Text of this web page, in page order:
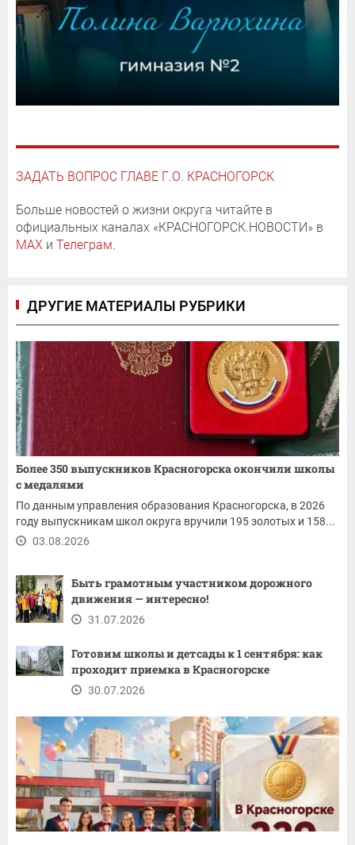
ЗАДАТЬ ВОПРОС ГЛАВЕ Г.О. КРАСНОГОРСК
Больше новостей о жизни округа читайте в
официальных каналах «КРАСНОГОРСК.НОВОСТИ» в
MAX и Телеграм.
ДРУГИЕ МАТЕРИАЛЫ РУБРИКИ
Более 350 выпускников Красногорска окончили школы
с медалями
По данным управления образования Красногорска, в 2026
году выпускникам школ округа вручили 195 золотых и 158...
03.08.2026
Быть грамотным участником дорожного
движения — интересно!
31.07.2026
Готовим школы и детсады к 1 сентября: как
проходит приемка в Красногорске
30.07.2026